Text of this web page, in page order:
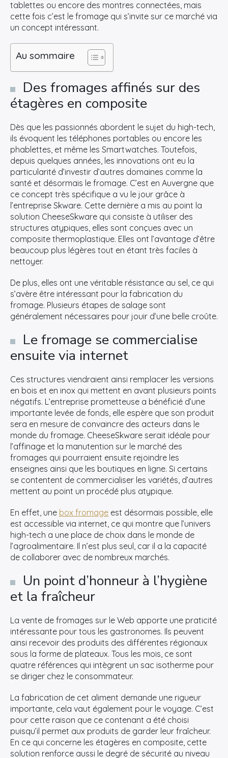
tablettes ou encore des montres connectées, mais
cette fois c’est le fromage qui s’invite sur ce marché via
un concept intéressant.
Au sommaire
Des fromages affinés sur des
étagères en composite
Dès que les passionnés abordent le sujet du high-tech,
ils évoquent les téléphones portables ou encore les
phablettes, et même les Smartwatches. Toutefois,
depuis quelques années, les innovations ont eu la
particularité d’investir d’autres domaines comme la
santé et désormais le fromage. C’est en Auvergne que
ce concept très spécifique a vu le jour grâce à
l’entreprise Skware. Cette dernière a mis au point la
solution CheeseSkware qui consiste à utiliser des
structures atypiques, elles sont conçues avec un
composite thermoplastique. Elles ont l’avantage d’être
beaucoup plus légères tout en étant très faciles à
nettoyer.
De plus, elles ont une véritable résistance au sel, ce qui
s’avère être intéressant pour la fabrication du
fromage. Plusieurs étapes de salage sont
généralement nécessaires pour jouir d’une belle croûte.
Le fromage se commercialise
ensuite via internet
Ces structures viendraient ainsi remplacer les versions
en bois et en inox qui mettent en avant plusieurs points
négatifs. L’entreprise prometteuse a bénéficié d’une
importante levée de fonds, elle espère que son produit
sera en mesure de convaincre des acteurs dans le
monde du fromage. CheeseSkware serait idéale pour
l’affinage et la manutention sur le marché des
fromages qui pourraient ensuite rejoindre les
enseignes ainsi que les boutiques en ligne. Si certains
se contentent de commercialiser les variétés, d’autres
mettent au point un procédé plus atypique.
En effet, une box fromage est désormais possible, elle
est accessible via internet, ce qui montre que l’univers
high-tech a une place de choix dans le monde de
l’agroalimentaire. Il n’est plus seul, car il a la capacité
de collaborer avec de nombreux marchés.
Un point d’honneur à l’hygiène
et la fraîcheur
La vente de fromages sur le Web apporte une praticité
intéressante pour tous les gastronomes. Ils peuvent
ainsi recevoir des produits des différentes régionaux
sous la forme de plateaux. Tous les mois, ce sont
quatre références qui intègrent un sac isotherme pour
se diriger chez le consommateur.
La fabrication de cet aliment demande une rigueur
importante, cela vaut également pour le voyage. C’est
pour cette raison que ce contenant a été choisi
puisqu’il permet aux produits de garder leur fraîcheur.
En ce qui concerne les étagères en composite, cette
solution renforce aussi le degré de sécurité au niveau